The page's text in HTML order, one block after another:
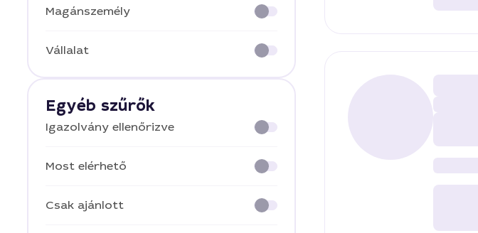
Magánszemély
Vállalat
Egyéb szűrők
Igazolvány ellenőrizve
Most elérhető
Csak ajánlott